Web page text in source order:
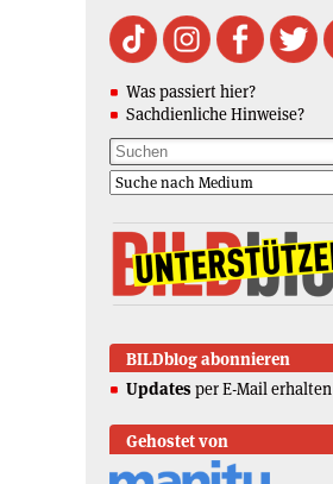
Was passiert hier?
Sachdienliche Hinweise?
BILDblog abonnieren
Updates per E-Mail erhalten
Gehostet von